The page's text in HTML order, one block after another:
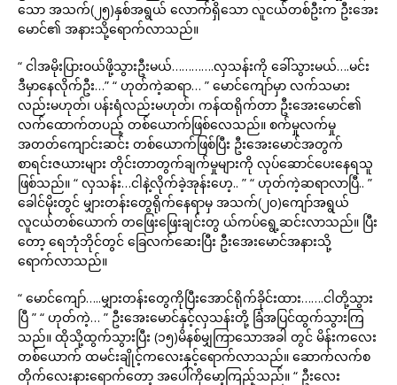
သော အသက်(၂၅)နှစ်အရွယ် လောက်ရှိသော လူငယ်တစ်ဦးက ဦးအေး
မောင်၏ အနားသို့ရောက်လာသည်။
“ ငါအမိုးပြားဝယ်ဖို့သွားဦးမယ်………….လှသန်းကို ခေါ်သွားမယ်….မင်း
ဒီမှာနေလိုက်ဦး…” “ ဟုတ်ကဲ့ဆရာ… ” မောင်ကျော်မှာ လက်သမား
လည်းမဟုတ်၊ ပန်းရံလည်းမဟုတ်၊ ကန်ထရိုက်တာ ဦးအေးမောင်၏
လက်ထောက်တပည့် တစ်ယောက်ဖြစ်လေသည်။ စက်မှုလက်မှု
အတတ်ကျောင်းဆင်း တစ်ယောက်ဖြစ်ပြီး ဦးအေးမောင်အတွက်
စာရင်းဇယားများ တိုင်းတာတွက်ချက်မှုများကို လုပ်ဆောင်ပေးနေရသူ
ဖြစ်သည်။ “ လှသန်း…ငါနဲ့လိုက်ခဲ့အုန်းဟေ့.. ” “ ဟုတ်ကဲ့ဆရာလာပြီ.. ”
ခေါင်မိုးတွင် မျှားတန်းတွေရိုက်နေရာမှ အသက်(၂၀)ကျော်အရွယ်
လူငယ်တစ်ယောက် တဖြေးဖြေးချင်းတွ ယ်ကပ်ရွေ့ဆင်းလာသည်။ ပြီး
တော့ ရေဘုံဘိုင်တွင် ခြေလက်ဆေးပြီး ဦးအေးမောင်အနားသို့
ရောက်လာသည်။
“ မောင်ကျော်…..မျှားတန်းတွေကိုပြီးအောင်ရိုက်ခိုင်းထား…….ငါတို့သွား
ပြီ ” “ ဟုတ်ကဲ့… ” ဦးအေးမောင်နှင့်လှသန်းတို့ ခြံအပြင်ထွက်သွားကြ
သည်။ ထိုသို့ထွက်သွားပြီး (၁၅)မိနစ်မျှကြာသောအခါ တွင် မိန်းကလေး
တစ်ယောက် ထမင်းချိုင့်ကလေးနှင့်ရောက်လာသည်။ ဆောက်လက်စ
တိုက်လေးနားရောက်တော့ အပေါ်ကိုမော့ကြည့်သည်။ “ ဦးလေး